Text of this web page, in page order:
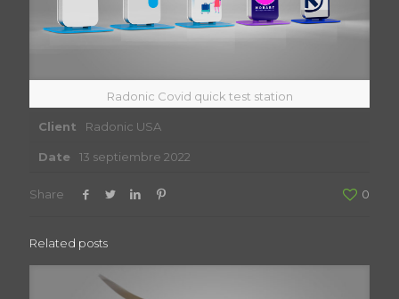
Radonic Covid quick test station
Client Radonic USA
Date 13 septiembre 2022
Share 0
Related posts